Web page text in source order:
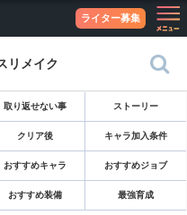
ライター募集
リメイク
取り返せない事 ストーリー
クリア後 キャラ加入条件
おすすめキャラ おすすめジョブ
おすすめ装備 最強育成